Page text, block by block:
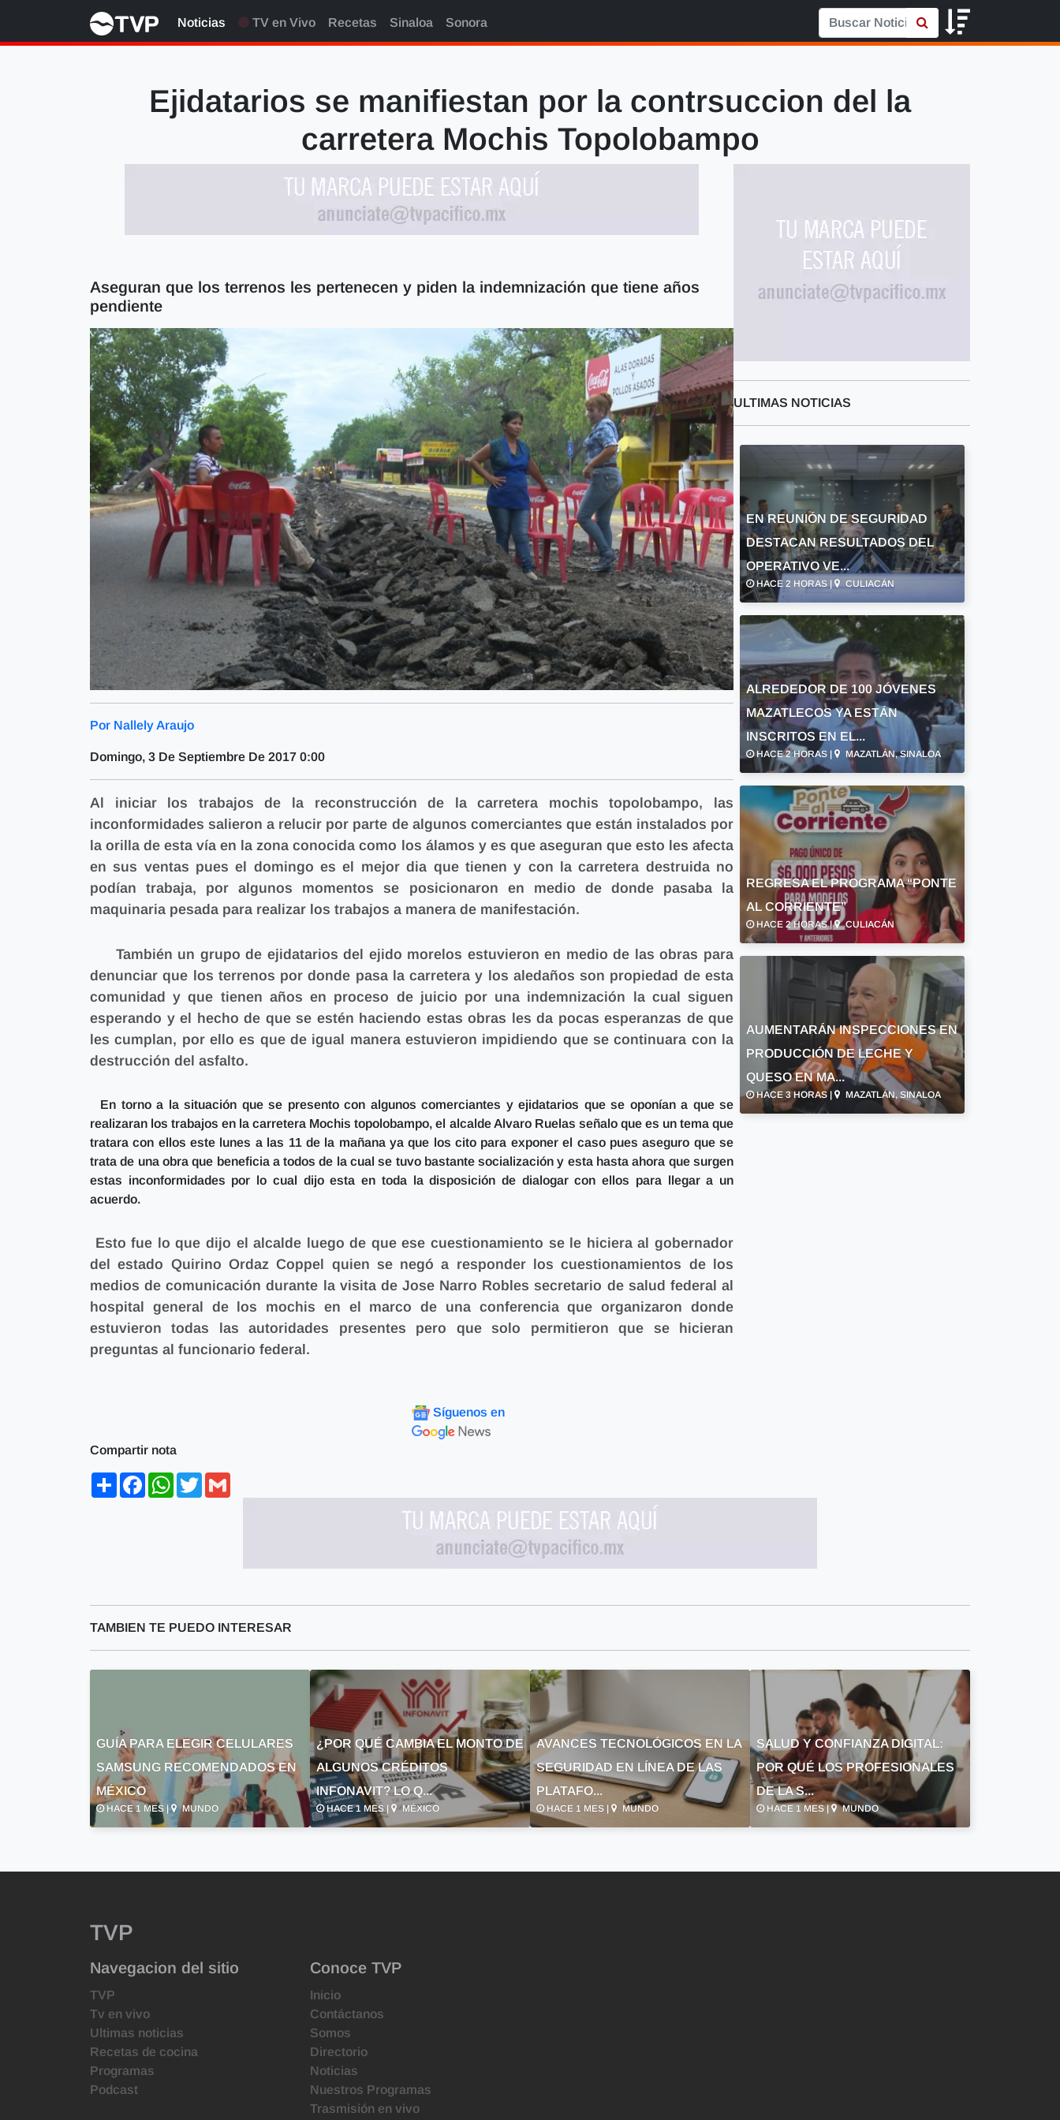
Noticias TV en Vivo Recetas Sinaloa Sonora
Ejidatarios se manifiestan por la contrsuccion del la
carretera Mochis Topolobampo
Aseguran que los terrenos les pertenecen y piden la indemnización que tiene años
pendiente
Por Nallely Araujo
Domingo, 3 De Septiembre De 2017 0:00
Al iniciar los trabajos de la reconstrucción de la carretera mochis topolobampo, las
inconformidades salieron a relucir por parte de algunos comerciantes que están instalados por
la orilla de esta vía en la zona conocida como los álamos y es que aseguran que esto les afecta
en sus ventas pues el domingo es el mejor dia que tienen y con la carretera destruida no
podían trabaja, por algunos momentos se posicionaron en medio de donde pasaba la
maquinaria pesada para realizar los trabajos a manera de manifestación.
También un grupo de ejidatarios del ejido morelos estuvieron en medio de las obras para
denunciar que los terrenos por donde pasa la carretera y los aledaños son propiedad de esta
comunidad y que tienen años en proceso de juicio por una indemnización la cual siguen
esperando y el hecho de que se estén haciendo estas obras les da pocas esperanzas de que
les cumplan, por ello es que de igual manera estuvieron impidiendo que se continuara con la
destrucción del asfalto.
En torno a la situación que se presento con algunos comerciantes y ejidatarios que se oponían a que se
realizaran los trabajos en la carretera Mochis topolobampo, el alcalde Alvaro Ruelas señalo que es un tema que
tratara con ellos este lunes a las 11 de la mañana ya que los cito para exponer el caso pues aseguro que se
trata de una obra que beneficia a todos de la cual se tuvo bastante socialización y esta hasta ahora que surgen
estas inconformidades por lo cual dijo esta en toda la disposición de dialogar con ellos para llegar a un
acuerdo.
Esto fue lo que dijo el alcalde luego de que ese cuestionamiento se le hiciera al gobernador
del estado Quirino Ordaz Coppel quien se negó a responder los cuestionamientos de los
medios de comunicación durante la visita de Jose Narro Robles secretario de salud federal al
hospital general de los mochis en el marco de una conferencia que organizaron donde
estuvieron todas las autoridades presentes pero que solo permitieron que se hicieran
preguntas al funcionario federal.
Síguenos en
Compartir nota
ShareFacebookWhatsApp
Twitter
ULTIMAS NOTICIAS
EN REUNIÓN DE SEGURIDAD
DESTACAN RESULTADOS DEL
OPERATIVO VE...
HACE 2 HORAS | CULIACÁN
ALREDEDOR DE 100 JÓVENES
MAZATLECOS YA ESTÁN
INSCRITOS EN EL...
HACE 2 HORAS | MAZATLÁN, SINALOA
REGRESA EL PROGRAMA “PONTE
AL CORRIENTE”
HACE 2 HORAS | CULIACÁN
AUMENTARÁN INSPECCIONES EN
PRODUCCIÓN DE LECHE Y
QUESO EN MA...
HACE 3 HORAS | MAZATLÁN, SINALOA
TAMBIEN TE PUEDO INTERESAR
GUÍA PARA ELEGIR CELULARES
SAMSUNG RECOMENDADOS EN
MÉXICO
HACE 1 MES | MUNDO
¿POR QUÉ CAMBIA EL MONTO DE
ALGUNOS CRÉDITOS
INFONAVIT? LO Q...
HACE 1 MES | MÉXICO
AVANCES TECNOLÓGICOS EN LA
SEGURIDAD EN LÍNEA DE LAS
PLATAFO...
HACE 1 MES | MUNDO
SALUD Y CONFIANZA DIGITAL:
POR QUÉ LOS PROFESIONALES
DE LA S...
HACE 1 MES | MUNDO
TVP
Navegacion del sitio
TVP
Tv en vivo
Ultimas noticias
Recetas de cocina
Programas
Podcast
Conoce TVP
Inicio
Contáctanos
Somos
Directorio
Noticias
Nuestros Programas
Trasmisión en vivo